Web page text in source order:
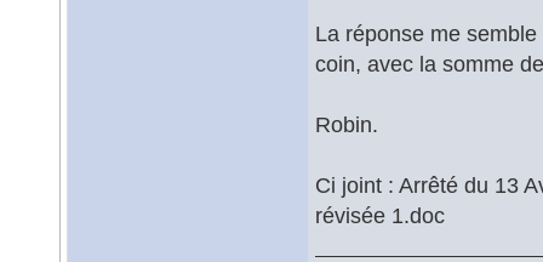
La réponse me
coin, avec la somme
Robin.
Ci joint : Arrêté du 13
révisée 1.doc